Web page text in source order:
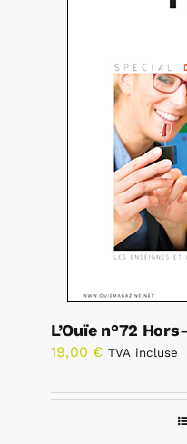
L’Ouïe n°72
19,00 € TVA incluse